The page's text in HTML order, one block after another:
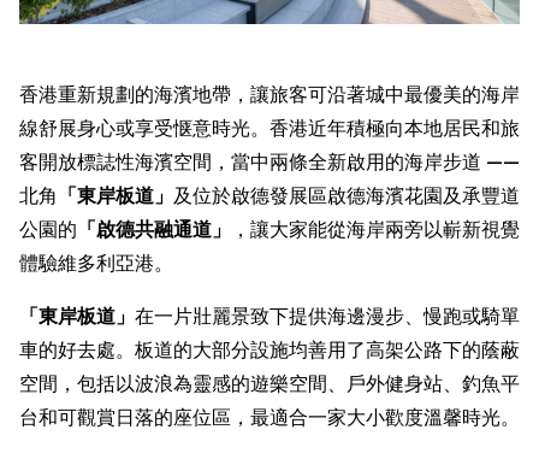
香港重新規劃的海濱地帶，讓旅客可沿著城中最優美的海岸
線舒展身心或享受惬意時光。香港近年積極向本地居民和旅
客開放標誌性海濱空間，當中兩條全新啟用的海岸步道 ——
北角 「東岸板道」 及位於啟德發展區啟德海濱花園及承豐道
公園的 「啟德共融通道 」
，讓大家能從海岸兩旁以嶄新視覺
體驗維多利亞港。
「東岸板道」 在一片壯麗景致下提供海邊漫步、慢跑或騎單
車的好去處。板道的大部分設施均善用了高架公路下的蔭蔽
空間，包括以波浪為靈感的遊樂空間、戶外健身站、釣魚平
台和可觀賞日落的座位區，最適合一家大小歡度溫馨時光。